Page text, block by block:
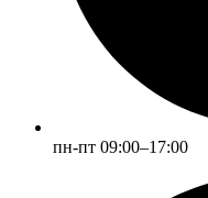
пн-пт 09:00–17:00